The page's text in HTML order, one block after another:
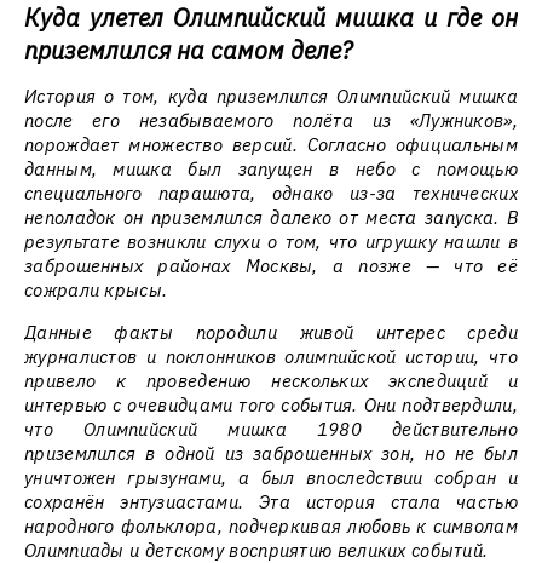
Куда улетел Олимпийский мишка и где он
приземлился на самом деле?
История о том, куда приземлился Олимпийский мишка
после его незабываемого полёта из «Лужников»,
порождает множество версий. Согласно официальным
данным, мишка был запущен в небо с помощью
специального парашюта, однако из-за технических
неполадок он приземлился далеко от места запуска. В
результате возникли слухи о том, что игрушку нашли в
заброшенных районах Москвы, а позже — что её
сожрали крысы.
Данные факты породили живой интерес среди
журналистов и поклонников олимпийской истории, что
привело к проведению нескольких экспедиций и
интервью с очевидцами того события. Они подтвердили,
что Олимпийский мишка 1980 действительно
приземлился в одной из заброшенных зон, но не был
уничтожен грызунами, а был впоследствии собран и
сохранён энтузиастами. Эта история стала частью
народного фольклора, подчеркивая любовь к символам
Олимпиады и детскому восприятию великих событий.